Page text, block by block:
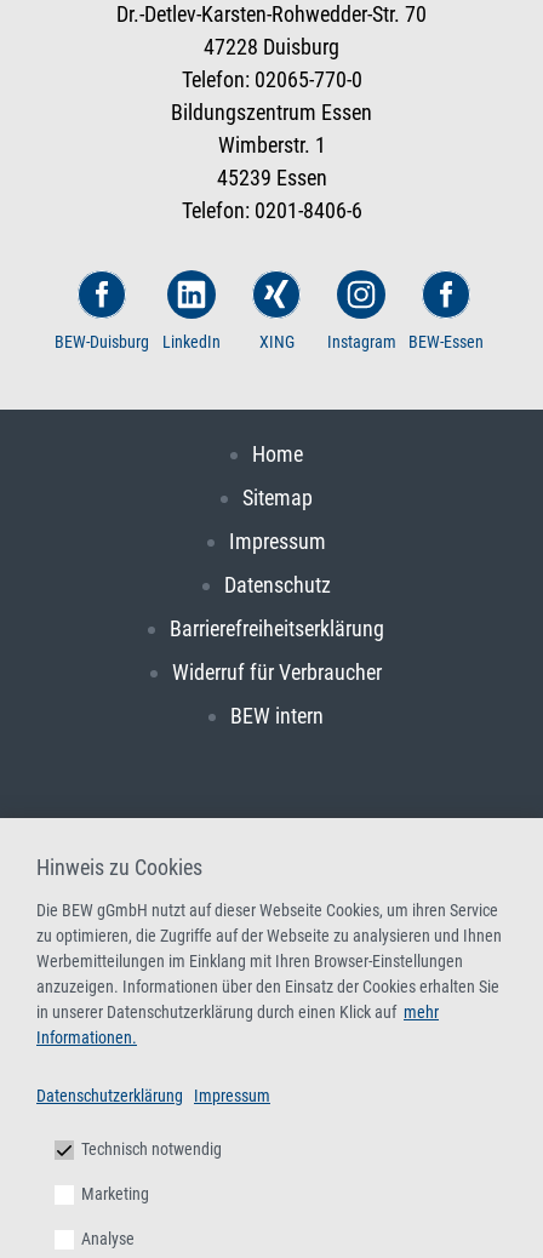
Dr.-Detlev-Karsten-Rohwedder-Str. 70
47228 Duisburg
Telefon: 02065-770-0
Bildungszentrum Essen
Wimberstr. 1
45239 Essen
Telefon: 0201-8406-6
BEW-Duisburg LinkedIn XING Instagram BEW-Essen
Home
Sitemap
Impressum
Datenschutz
Barrierefreiheitserklärung
Widerruf für Verbraucher
BEW intern
Hinweis zu Cookies
Die BEW gGmbH nutzt auf dieser Webseite Cookies, um ihren Service
zu optimieren, die Zugriffe auf der Webseite zu analysieren und Ihnen
Werbemitteilungen im Einklang mit Ihren Browser-Einstellungen
anzuzeigen. Informationen über den Einsatz der Cookies erhalten Sie
in unserer Datenschutzerklärung durch einen Klick auf mehr
Informationen.
Datenschutzerklärung Impressum
Technisch notwendig
Marketing
Analyse